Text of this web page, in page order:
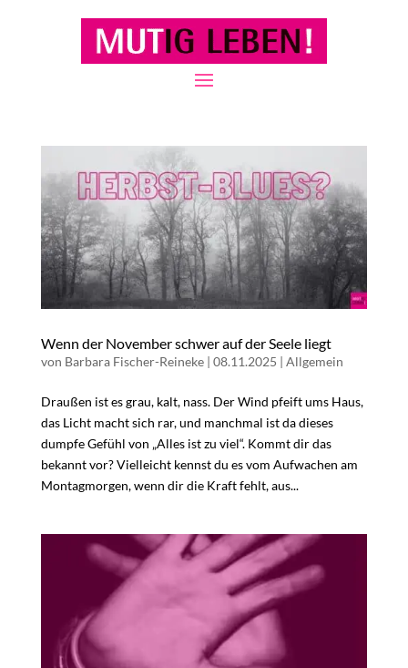
Wenn der November schwer auf der Seele liegt
von Barbara Fischer-Reineke| 08.11.2025 | Allgemein
Draußen ist es grau, kalt, nass. Der Wind pfeift ums Haus,
das Licht macht sich rar, und manchmal ist da dieses
dumpfe Gefühl von „Alles ist zu viel“. Kommt dir das
bekannt vor? Vielleicht kennst du es vom Aufwachen am
Montagmorgen, wenn dir die Kraft fehlt, aus...